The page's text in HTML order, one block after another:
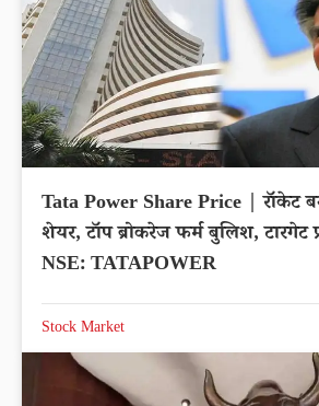
Tata Power Share Price | रॉकेट
शेयर, टॉप ब्रोकरेज फर्म बुलिश, टारगेट
NSE: TATAPOWER
Stock Market